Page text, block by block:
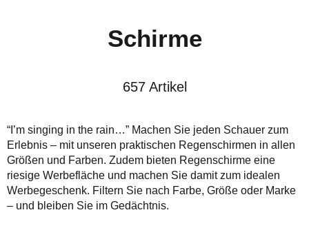
Schirme
657 Artikel
“I’m singing in the rain…” Machen Sie jeden Schauer zum
Erlebnis – mit unseren praktischen Regenschirmen in allen
Größen und Farben. Zudem bieten Regenschirme eine
riesige Werbefläche und machen Sie damit zum idealen
Werbegeschenk. Filtern Sie nach Farbe, Größe oder Marke
– und bleiben Sie im Gedächtnis.